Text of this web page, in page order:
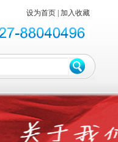
设为首页 加入收藏